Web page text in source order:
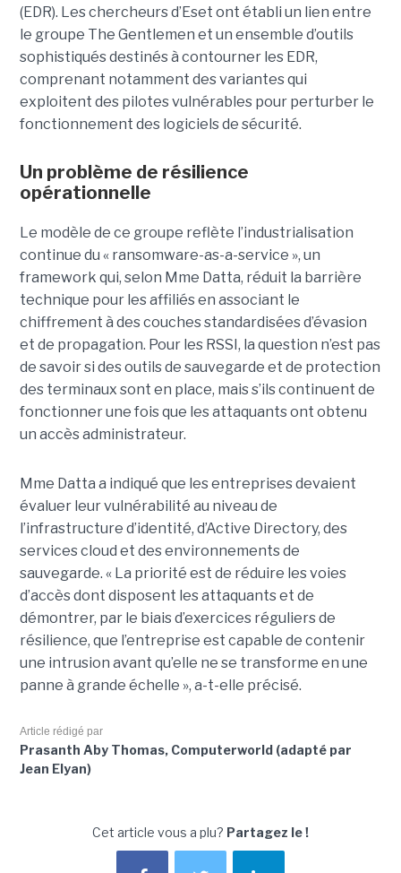
(EDR). Les chercheurs d’Eset ont établi un lien entre
le groupe The Gentlemen et un ensemble d’outils
sophistiqués destinés à contourner les EDR,
comprenant notamment des variantes qui
exploitent des pilotes vulnérables pour perturber le
fonctionnement des logiciels de sécurité.
Un problème de résilience
opérationnelle
Le modèle de ce groupe reflète l’industrialisation
continue du « ransomware-as-a-service », un
framework qui, selon Mme Datta, réduit la barrière
technique pour les affiliés en associant le
chiffrement à des couches standardisées d’évasion
et de propagation. Pour les RSSI, la question n’est pas
de savoir si des outils de sauvegarde et de protection
des terminaux sont en place, mais s’ils continuent de
fonctionner une fois que les attaquants ont obtenu
un accès administrateur.
Mme Datta a indiqué que les entreprises devaient
évaluer leur vulnérabilité au niveau de
l’infrastructure d’identité, d’Active Directory, des
services cloud et des environnements de
sauvegarde. « La priorité est de réduire les voies
d’accès dont disposent les attaquants et de
démontrer, par le biais d’exercices réguliers de
résilience, que l’entreprise est capable de contenir
une intrusion avant qu’elle ne se transforme en une
panne à grande échelle », a-t-elle précisé.
Article rédigé par
Prasanth Aby Thomas, Computerworld (adapté par
Jean Elyan)
Cet article vous a plu? Partagez le !